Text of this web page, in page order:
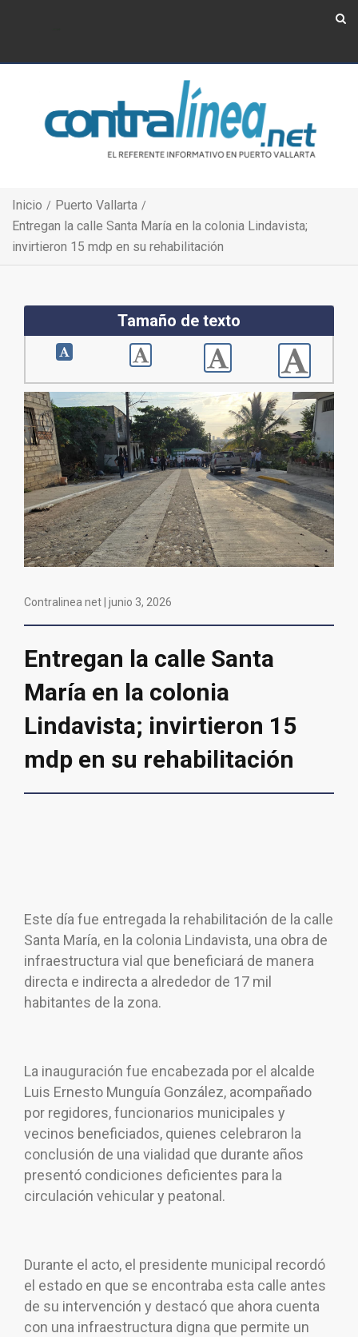
Inicio
Puerto Vallarta
Entregan la calle Santa María en la colonia Lindavista;
invirtieron 15 mdp en su rehabilitación
Tamaño de texto
Contralinea net | junio 3, 2026
Entregan la calle Santa
María en la colonia
Lindavista; invirtieron 15
mdp en su rehabilitación
Este día fue entregada la rehabilitación de la calle
Santa María, en la colonia Lindavista, una obra de
infraestructura vial que beneficiará de manera
directa e indirecta a alrededor de 17 mil
habitantes de la zona.
La inauguración fue encabezada por el alcalde
Luis Ernesto Munguía González, acompañado
por regidores, funcionarios municipales y
vecinos beneficiados, quienes celebraron la
conclusión de una vialidad que durante años
presentó condiciones deficientes para la
circulación vehicular y peatonal.
Durante el acto, el presidente municipal recordó
el estado en que se encontraba esta calle antes
de su intervención y destacó que ahora cuenta
con una infraestructura digna que permite un